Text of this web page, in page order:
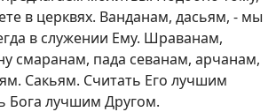
в церквях. Ванданам, дасьям, - мы
в служении Ему. Шраванам,
смаранам, пада севанам, арчанам,
Сакьям. Считать Его лучшим
Бога лучшим Другом.